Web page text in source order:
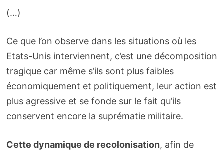
(…)
Ce que l’on observe dans les situations où les
Etats-Unis interviennent, c’est une décomposition
tragique car même s’ils sont plus faibles
économiquement et politiquement, leur action est
plus agressive et se fonde sur le fait qu’ils
conservent encore la suprématie militaire.
Cette dynamique de recolonisation, afin de